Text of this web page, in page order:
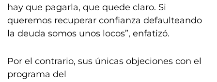
hay que pagarla, que quede claro. Si
queremos recuperar confianza defaulteando
la deuda somos unos locos”, enfatizó.
Por el contrario, sus únicas objeciones con el
programa del